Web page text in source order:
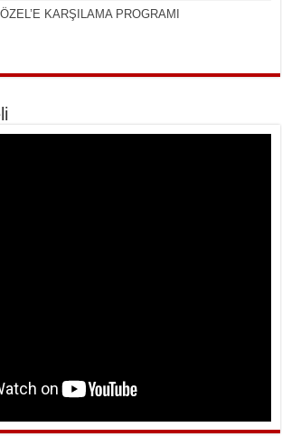
KARŞILAMA PROGRAMI